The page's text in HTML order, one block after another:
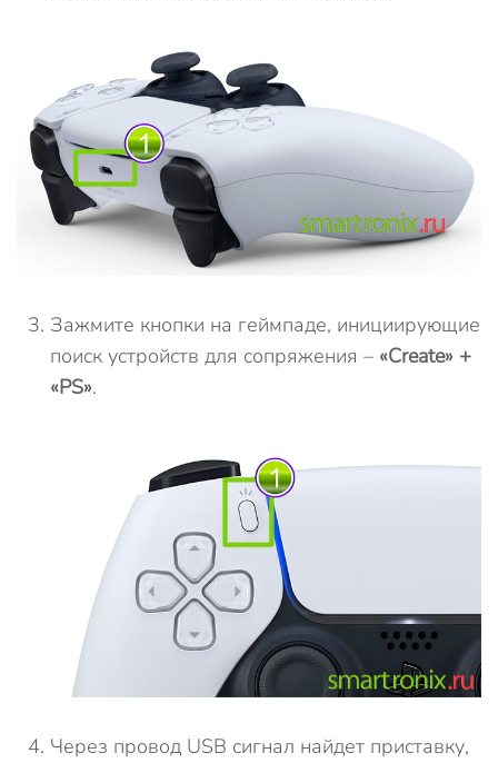
Зажмите кнопки на геймпаде, инициирующие
поиск устройств для сопряжения – «Create» +
«PS».
Через провод USB сигнал найдет приставку,